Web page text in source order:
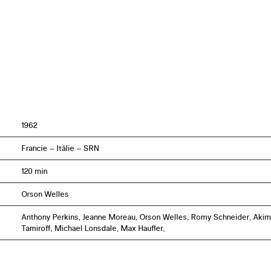
1962
Francie – Itálie – SRN
120 min
Orson Welles
Anthony Perkins, Jeanne Moreau, Orson Welles, Romy Schneider, Akim
Tamiroff, Michael Lonsdale, Max Haufler,